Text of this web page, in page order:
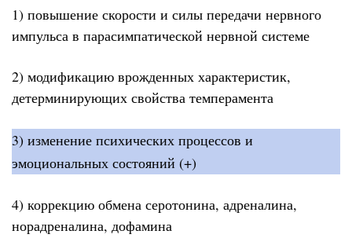
1) повышение скорости и силы передачи нервного
импульса в парасимпатической нервной системе
2) модификацию врожденных характеристик,
детерминирующих свойства темперамента
3) изменение психических процессов и
эмоциональных состояний (+)
4) коррекцию обмена серотонина, адреналина,
норадреналина, дофамина